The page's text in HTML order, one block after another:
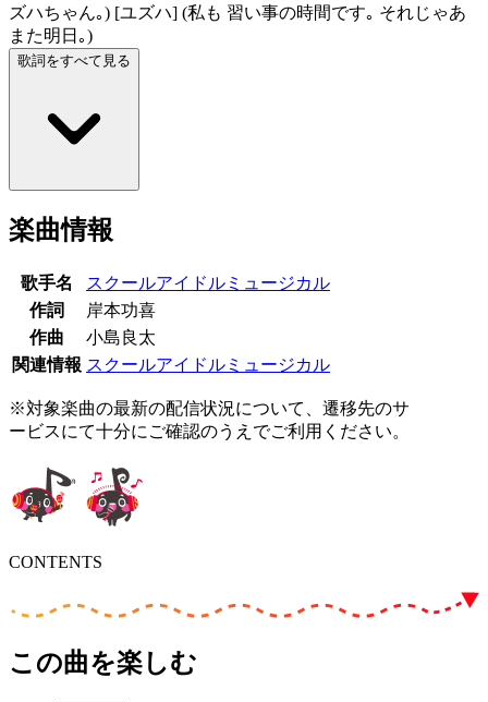
ズハちゃん｡) [ユズハ] (私も 習い事の時間です｡ それじゃあ
また明日｡)
歌詞をすべて見る
楽曲情報
歌手名
スクールアイドルミュージカル
作詞
岸本功喜
作曲
小島良太
関連情報 スクールアイドルミュージカル
※対象楽曲の最新の配信状況について、遷移先のサ
ービスにて十分にご確認のうえでご利用ください。
CONTENTS
この曲を楽しむ